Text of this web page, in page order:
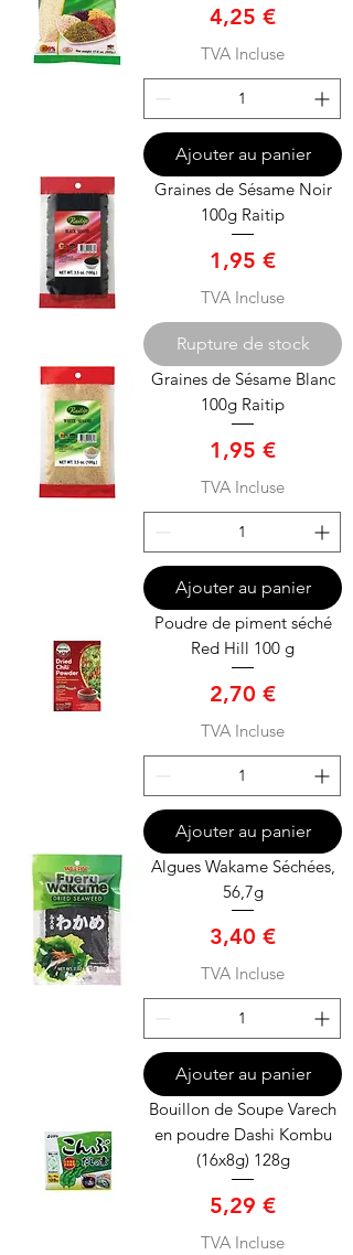
Prix
4,25 €
TVA Incluse
Ajouter au panier
Graines de Sésame Noir
100g Raitip
Prix
1,95 €
TVA Incluse
Rupture de stock
Graines de Sésame Blanc
100g Raitip
Prix
1,95 €
TVA Incluse
Ajouter au panier
Poudre de piment séché
Red Hill 100 g
Prix
2,70 €
TVA Incluse
Ajouter au panier
Algues Wakame Séchées,
56,7g
Prix
3,40 €
TVA Incluse
Ajouter au panier
Bouillon de Soupe Varech
en poudre Dashi Kombu
(16x8g) 128g
Prix
5,29 €
TVA Incluse